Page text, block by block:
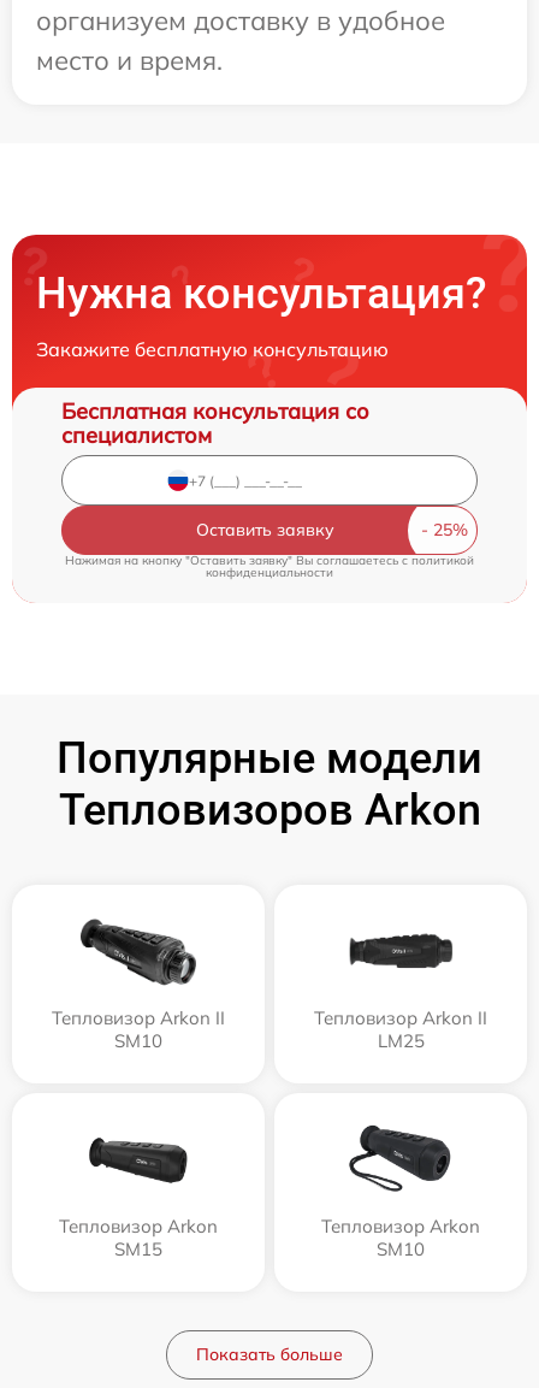
организуем доставку в удобное
место и время.
Нужна консультация?
Закажите бесплатную консультацию
Бесплатная консультация со
специалистом
Оставить заявку
Нажимая на кнопку "Оставить заявку" Вы соглашаетесь c политикой
конфиденциальности
Популярные модели
Тепловизоров Arkon
Тепловизор Arkon II
SM10
Тепловизор Arkon II
LM25
Тепловизор Arkon
SM15
Тепловизор Arkon
SM10
Показать больше